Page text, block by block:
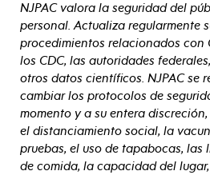
NJPAC valora la seguridad del
personal. Actualiza regularmente
procedimientos relacionados con
los CDC, las autoridades
otros datos científicos. NJPAC se
cambiar los protocolos de
momento y a su entera
el distanciamiento social, la
pruebas, el uso de tapabocas,
de comida, la capacidad del